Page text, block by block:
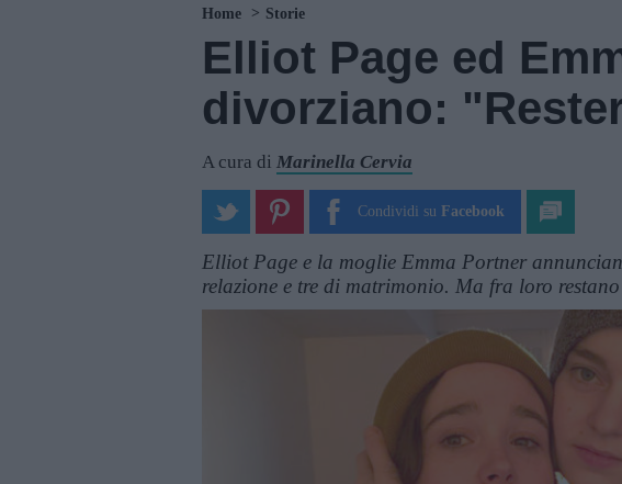
Home Storie
Elliot Page ed
divorziano:
A cura di Marinella Cervia
Condividi su Facebook
Elliot Page e la moglie Emma Portner
relazione e tre di matrimonio. Ma fra loro